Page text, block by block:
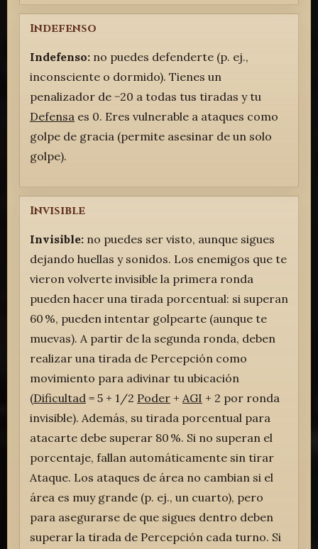
Indefenso
Indefenso:no puedes defenderte (p. ej.,
inconsciente o dormido). Tienes un
penalizador de −20 a todas tus tiradas y tu
Defensaes 0. Eres vulnerable a ataques como
golpe de gracia (permite asesinar de un solo
golpe).
Invisible
Invisible:no puedes ser visto, aunque sigues
dejando huellas y sonidos. Los enemigos que te
vieron volverte invisible la primera ronda
pueden hacer una tirada porcentual: si superan
60 %, pueden intentar golpearte (aunque te
muevas). A partir de la segunda ronda, deben
realizar una tirada de Percepción como
movimiento para adivinar tu ubicación
(Dificultad= 5 + 1/2 Poder+ AGI + 2 por ronda
invisible). Además, su tirada porcentual para
atacarte debe superar 80 %. Si no superan el
porcentaje, fallan automáticamente sin tirar
Ataque. Los ataques de área no cambian si el
área es muy grande (p. ej., un cuarto), pero
para asegurarse de que sigues dentro deben
superar la tirada de Percepción cada turno. Si